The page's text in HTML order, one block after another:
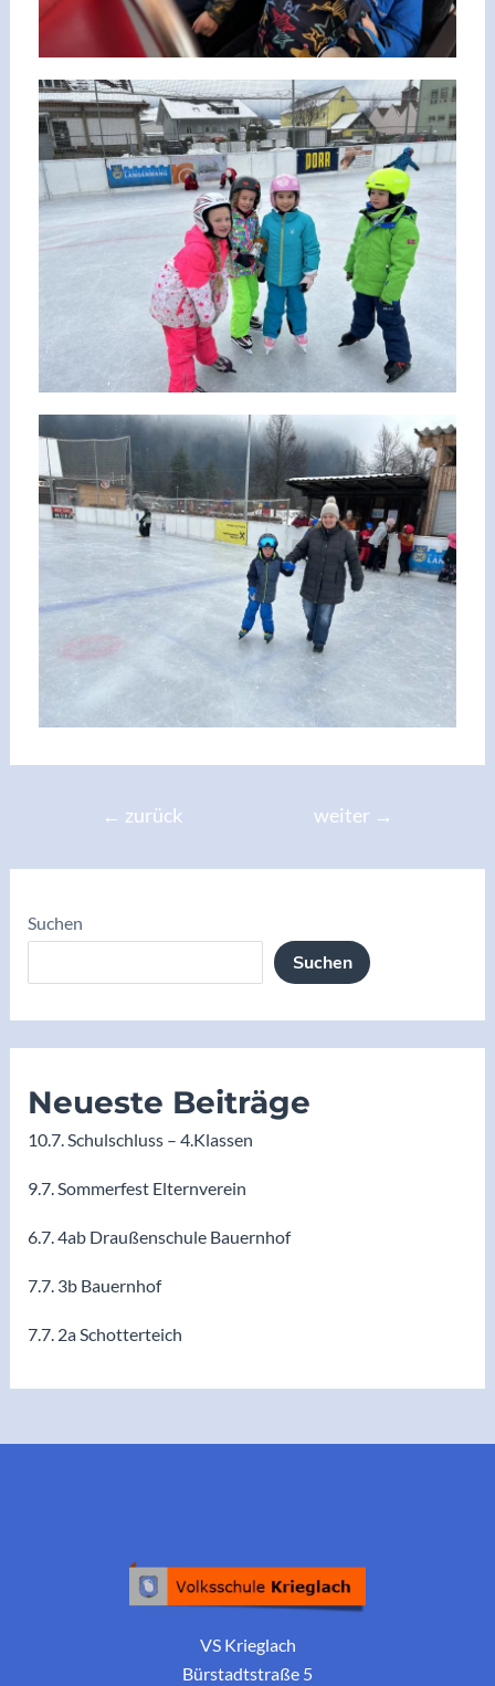
← zurück weiter →
Suchen
Suchen
Neueste Beiträge
10.7. Schulschluss – 4.Klassen
9.7. Sommerfest Elternverein
6.7. 4ab Draußenschule Bauernhof
7.7. 3b Bauernhof
7.7. 2a Schotterteich
VS Krieglach
Bürstadtstraße 5